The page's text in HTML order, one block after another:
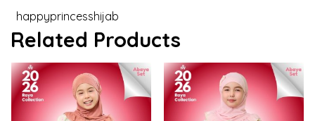
happyprincesshijab
Related Products